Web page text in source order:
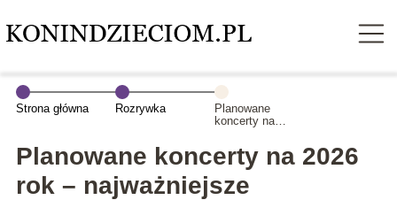
Strona główna Rozrywka
Planowane
koncerty na
najważniejsze
wydarzenia
Planowane koncerty na 2026
rok – najważniejsze